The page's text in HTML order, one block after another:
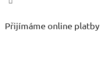
Přijímáme online platby